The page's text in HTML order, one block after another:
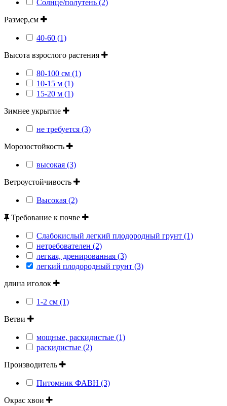
Солнце/полутень (2)
Размер,см
40-60 (1)
Высота взрослого растения
80-100 см (1)
10-15 м (1)
15-20 м (1)
Зимнее укрытие
не требуется (3)
Морозостойкость
высокая (3)
Ветроустойчивость
Высокая (2)
Требование к почве
Слабокислый легкий плодородный грунт (1)
нетребователен (2)
легкая, дренированная (3)
легкий плодородный грунт (3)
длина иголок
1-2 см (1)
Ветви
мощные, раскидистые (1)
раскидистые (2)
Производитель
Питомник ФАВН (3)
Окрас хвои